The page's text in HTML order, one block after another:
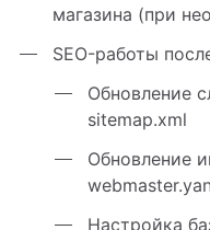
магазина (при
SEO-работы
Обновление
sitemap.xml
Обновление
Настройка